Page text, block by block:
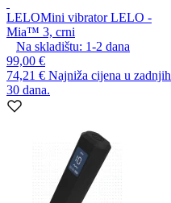
LELOMini vibrator LELO -
Mia™ 3, crni
Na skladištu: 1-2 dana
99,00 €
74,21 € Najniža cijena u zadnjih
30 dana.